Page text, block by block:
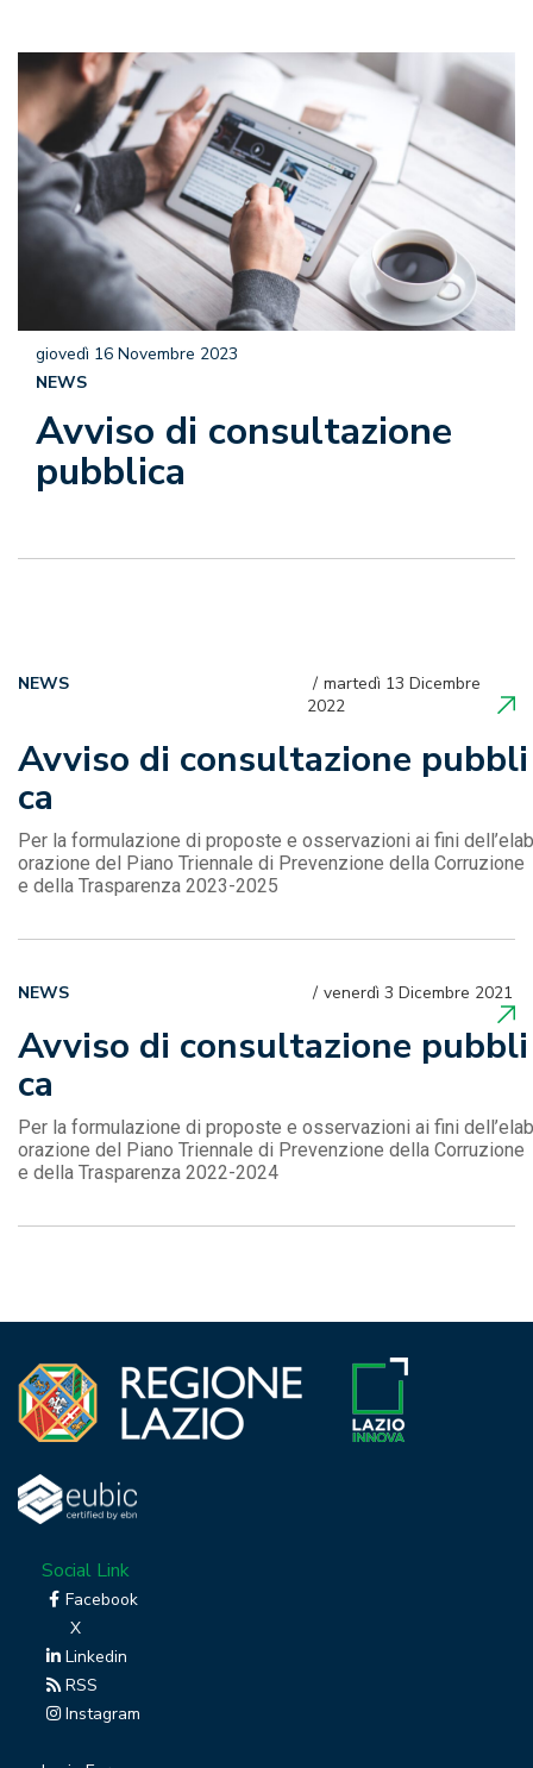
Avviso di consultazione
pubblica
giovedì 16 Novembre 2023
NEWS
Avviso di consultazione pubbli
ca
martedì 13 Dicembre
2022
NEWS
Per la formulazione di proposte e osservazioni ai fini dell’elab
orazione del Piano Triennale di Prevenzione della Corruzione
e della Trasparenza 2023-2025
Avviso di consultazione pubbli
ca
venerdì 3 Dicembre 2021
NEWS
Per la formulazione di proposte e osservazioni ai fini dell’elab
orazione del Piano Triennale di Prevenzione della Corruzione
e della Trasparenza 2022-2024
Social Link
Facebook
X
Linkedin
RSS
Instagram